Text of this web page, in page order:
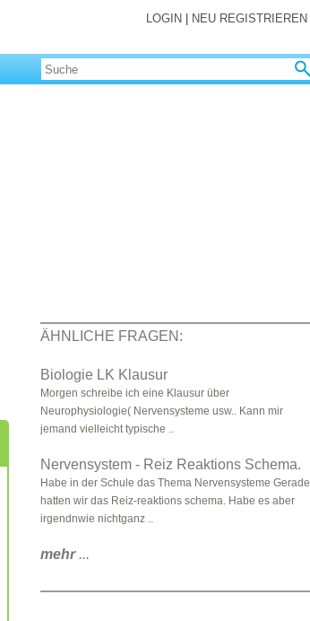
LOGIN NEU REGISTRIEREN
ÄHNLICHE FRAGEN:
Biologie LK Klausur
Morgen schreibe ich eine Klausur über
Neurophysiologie( Nervensysteme usw.. Kann mir
jemand vielleicht typische ..
Nervensystem - Reiz Reaktions Schema.
Habe in der Schule das Thema Nervensysteme Gerade
hatten wir das Reiz-reaktions schema. Habe es aber
irgendnwie nichtganz ..
mehr...